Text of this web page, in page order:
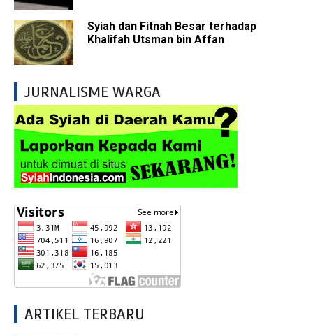
Syiah dan Fitnah Besar terhadap
Khalifah Utsman bin Affan
JURNALISME WARGA
ARTIKEL TERBARU